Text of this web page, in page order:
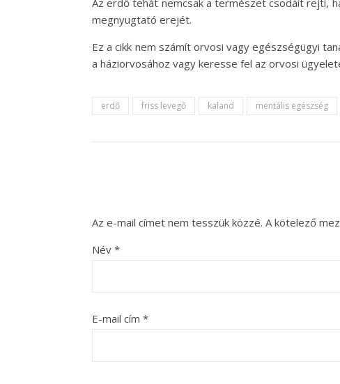
Az erdő tehát nemcsak a természet csodáit rejti,
megnyugtató erejét.
Ez a cikk nem számít orvosi vagy egészségügyi
a háziorvosához vagy keresse fel az orvosi
erdő friss levegő kaland mentális egészség
Az e-mail címet nem tesszük közzé. A kötelező
Név *
E-mail cím *